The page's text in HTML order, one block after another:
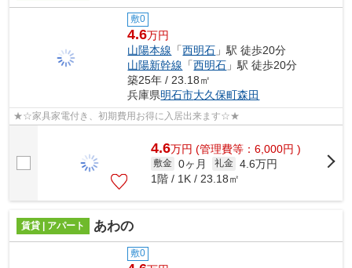
敷0
4.6万円
山陽本線 「西明石 」駅 徒歩20分
山陽新幹線 「西明石 」駅 徒歩20分
築25年 / 23.18㎡
兵庫県明石市大久保町森田
★☆家具家電付き、初期費用お得に入居出来ます☆★
4.6万円 (管理費等：6,000円 )
敷金 0ヶ月 礼金 4.6万円
1階 / 1K / 23.18㎡
賃貸 | アパート あわの
敷0